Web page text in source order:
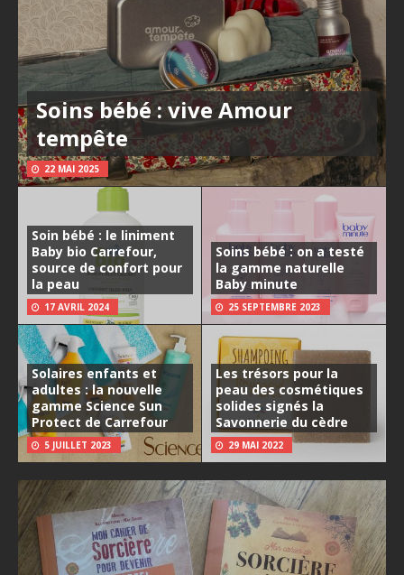
Soins bébé : vive Amour
tempête
22 MAI 2025
Soin bébé : le liniment
Baby bio Carrefour,
source de confort pour
la peau
17 AVRIL 2024
Soins bébé : on a testé
la gamme naturelle
Baby minute
25 SEPTEMBRE 2023
Solaires enfants et
adultes : la nouvelle
gamme Science Sun
Protect de Carrefour
5 JUILLET 2023
Les trésors pour la
peau des cosmétiques
solides signés la
Savonnerie du cèdre
29 MAI 2022